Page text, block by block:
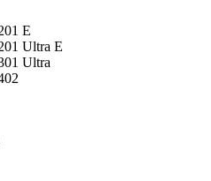
E
Ultra E
Ultra